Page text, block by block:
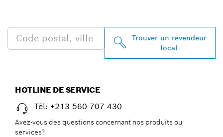
Trouver un revendeur
local
HOTLINE DE SERVICE
Tél: +213 560 707 430
Avez-vous des questions concernant nos produits ou
services?